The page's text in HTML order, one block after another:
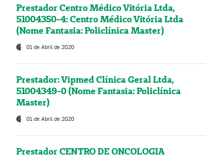
Prestador Centro Médico Vitória Ltda,
51004350-4: Centro Médico Vitória Ltda
(Nome Fantasia: Policlínica Master)
01 de Abril de 2020
Prestador: Vipmed Clínica Geral Ltda,
51004349-0 (Nome Fantasia: Policlínica
Master)
01 de Abril de 2020
Prestador CENTRO DE ONCOLOGIA